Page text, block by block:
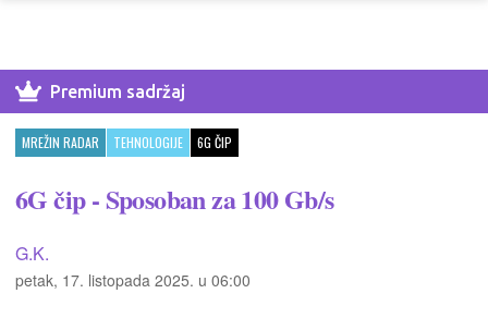
Premium sadržaj
MREŽIN RADAR TEHNOLOGIJE 6G ČIP
6G čip - Sposoban za 100 Gb/s
G.K.
petak, 17. listopada 2025. u 06:00